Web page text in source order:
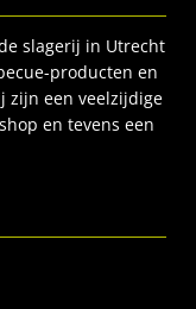
slagerij in Utrecht
producten en
zijn een veelzijdige
en tevens een